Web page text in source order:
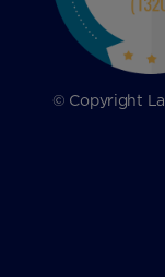
© Copyright